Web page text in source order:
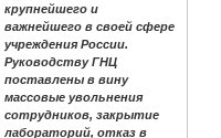
крупнейшего и
важнейшего в своей сфере
учреждения России.
Руководству ГНЦ
поставлены в вину
массовые увольнения
сотрудников, закрытие
лабораторий, отказ в